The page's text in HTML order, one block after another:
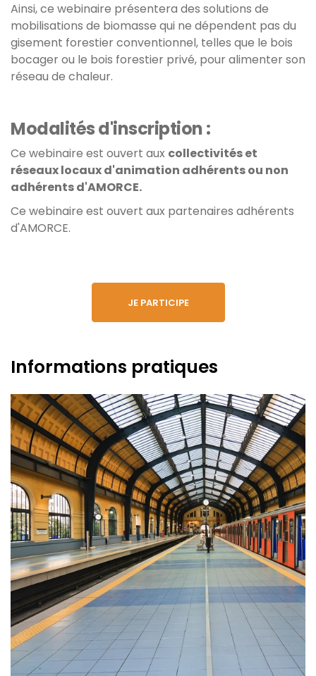
Ainsi, ce webinaire présentera des solutions de
mobilisations de biomasse qui ne dépendent pas du
gisement forestier conventionnel, telles que le bois
bocager ou le bois forestier privé, pour alimenter son
réseau de chaleur.
Modalités d'inscription :
Ce webinaire est ouvert aux collectivités et
réseaux locaux d'animation adhérents ou non
adhérents d'AMORCE.
Ce webinaire est ouvert aux partenaires adhérents
d'AMORCE.
JE PARTICIPE
Informations pratiques